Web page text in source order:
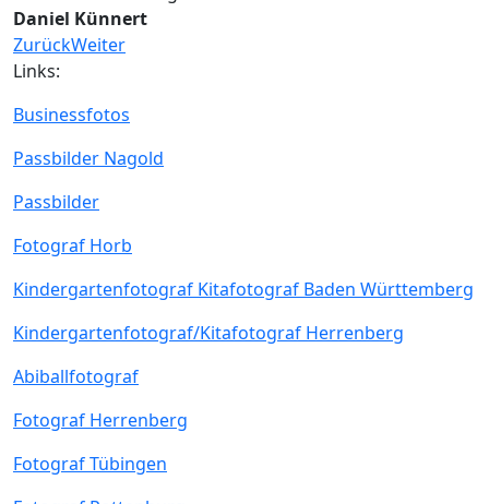
Daniel Künnert
ZurückWeiter
Links:
Businessfotos
Passbilder Nagold
Passbilder
Fotograf Horb
Kindergartenfotograf Kitafotograf Baden Württemberg
Kindergartenfotograf/Kitafotograf Herrenberg
Abiballfotograf
Fotograf Herrenberg
Fotograf Tübingen